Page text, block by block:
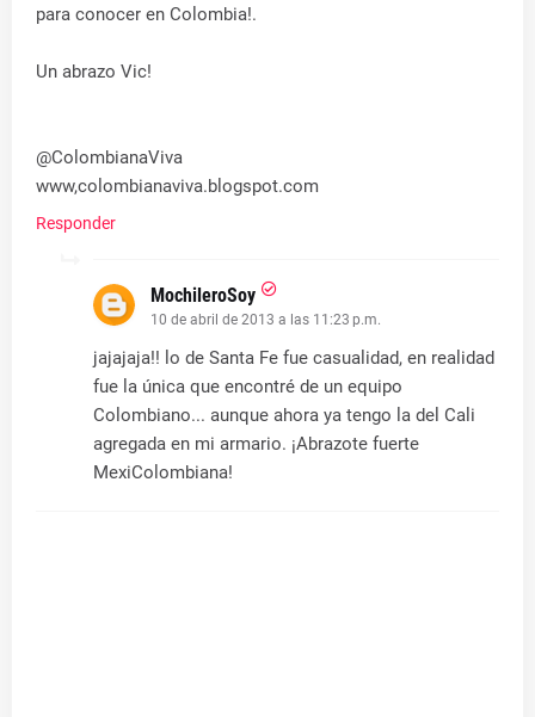
para conocer en Colombia!.
Un abrazo Vic!
@ColombianaViva
www,colombianaviva.blogspot.com
Responder
MochileroSoy
10 de abril de 2013 a las 11:23 p.m.
jajajaja!! lo de Santa Fe fue casualidad, en realidad
fue la única que encontré de un equipo
Colombiano... aunque ahora ya tengo la del Cali
agregada en mi armario. ¡Abrazote fuerte
MexiColombiana!